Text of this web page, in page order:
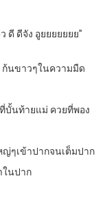
ดี ดีจัง อูยยยยยยย”
นขาวๆในความมืด
บั้นท้ายแม่ ควยที่พอง
ๆเข้าปากจนเต็มปาก
ในปาก